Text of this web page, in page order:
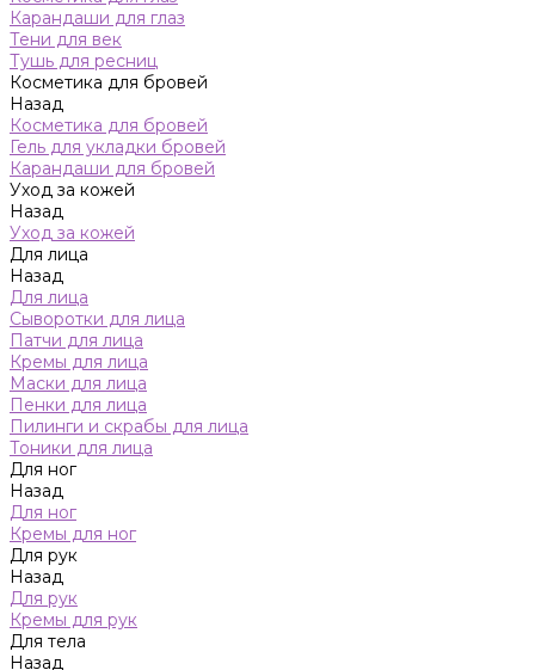
Карандаши для глаз
Тени для век
Тушь для ресниц
Косметика для бровей
Назад
Косметика для бровей
Гель для укладки бровей
Карандаши для бровей
Уход за кожей
Назад
Уход за кожей
Для лица
Назад
Для лица
Сыворотки для лица
Патчи для лица
Кремы для лица
Маски для лица
Пенки для лица
Пилинги и скрабы для лица
Тоники для лица
Для ног
Назад
Для ног
Кремы для ног
Для рук
Назад
Для рук
Кремы для рук
Для тела
Назад